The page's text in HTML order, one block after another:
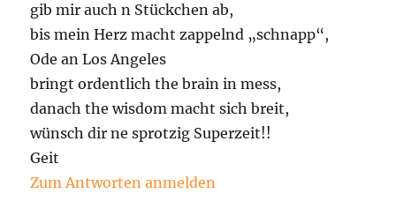
gib mir auch n Stückchen ab,
bis mein Herz macht zappelnd „schnapp“,
Ode an Los Angeles
bringt ordentlich the brain in mess,
danach the wisdom macht sich breit,
wünsch dir ne sprotzig Superzeit!!
Geit
Zum Antworten anmelden